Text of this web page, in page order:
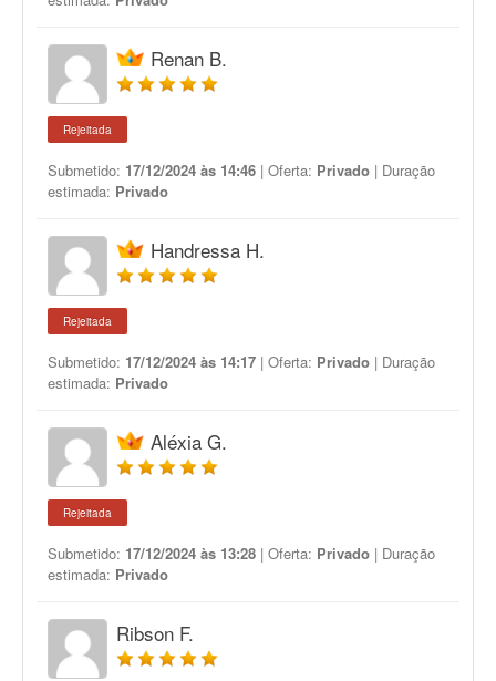
Renan B.
Rejeitada
Submetido: 17/12/2024 às 14:46 | Oferta: Privado | Duração
estimada: Privado
Handressa H.
Rejeitada
Submetido: 17/12/2024 às 14:17 | Oferta: Privado | Duração
estimada: Privado
Aléxia G.
Rejeitada
Submetido: 17/12/2024 às 13:28 | Oferta: Privado | Duração
estimada: Privado
Ribson F.